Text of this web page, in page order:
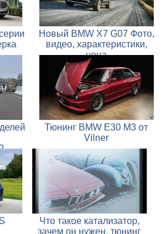
Новый BMW X7 G07 Фото,
видео, характеристики,
цена
Тюнинг BMW E30 M3 от
Vilner
Что такое катализатор,
зачем он нужен, тюнинг